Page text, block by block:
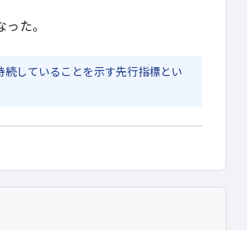
た。
していることを示す先行指標とい